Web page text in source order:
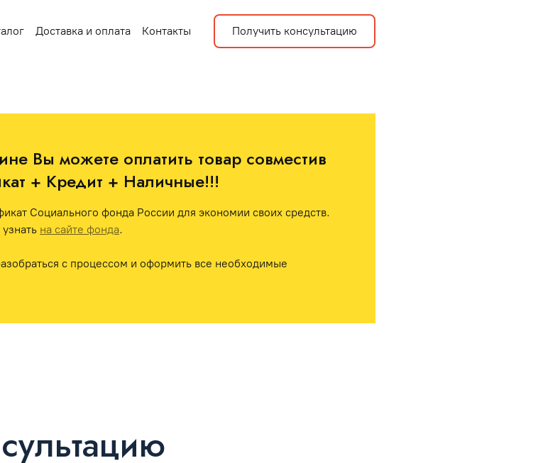
Доставка и оплата Контакты Получить консультацию
Вы можете оплатить товар совместив
+ Кредит + Наличные!!!
Социального фонда России для экономии своих средств.
на сайте фонда.
с процессом и оформить все необходимые